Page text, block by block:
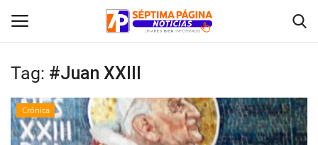
Inicio
Crónica
Tag: #Juan XXIII
Crónica